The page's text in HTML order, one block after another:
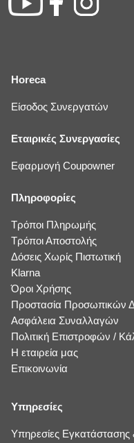
Horeca
Είσοδος Συνεργατών
Εταιρικές Συνεργασίες
Εφαρμογή Coupowner
Πληροφορίες
Τρόποι Πληρωμής
Τρόποι Αποστολής
Δόσεις Χωρίς Πιστωτική
Klarna
Όροι Χρήσης
Προστασία Προσωπικών
Ασφάλεια Συναλλαγών
Πολιτική Επιστροφών /
Η εταιρεία μας
Επικοινωνία
Υπηρεσίες
Υπηρεσίες